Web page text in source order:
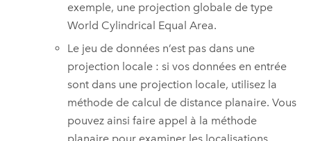
exemple, une projection globale de type
World Cylindrical Equal Area.
Le jeu de données n’est pas dans une
projection locale : si vos données en entrée
sont dans une projection locale, utilisez la
méthode de calcul de distance planaire. Vous
pouvez ainsi faire appel à la méthode